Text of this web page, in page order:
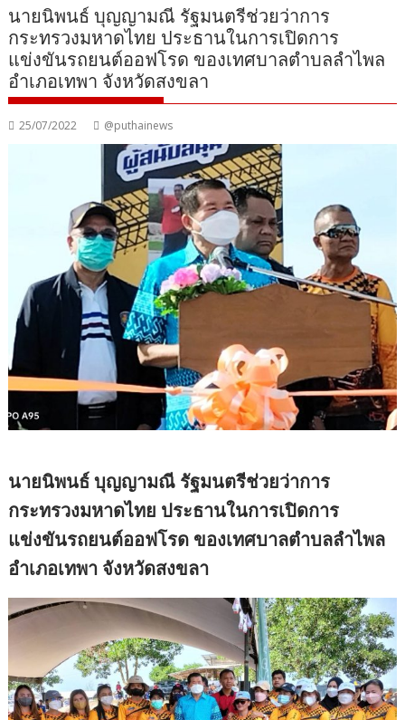
นายนิพนธ์ บุญญามณี รัฐมนตรีช่วยว่าการ
กระทรวงมหาดไทย ประธานในการเปิดการ
แข่งขันรถยนต์ออฟโรด ของเทศบาลตำบลลำไพล
อำเภอเทพา จังหวัดสงขลา
25/07/2022 @puthainews
นายนิพนธ์ บุญญามณี รัฐมนตรีช่วยว่าการ
กระทรวงมหาดไทย ประธานในการเปิดการ
แข่งขันรถยนต์ออฟโรด ของเทศบาลตำบลลำไพล
อำเภอเทพา จังหวัดสงขลา